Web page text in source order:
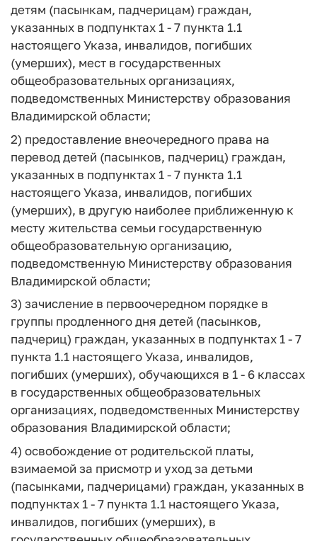
детям (пасынкам, падчерицам) граждан,
указанных в подпунктах 1 - 7 пункта 1.1
настоящего Указа, инвалидов, погибших
(умерших), мест в государственных
общеобразовательных организациях,
подведомственных Министерству образования
Владимирской области;
2) предоставление внеочередного права на
перевод детей (пасынков, падчериц) граждан,
указанных в подпунктах 1 - 7 пункта 1.1
настоящего Указа, инвалидов, погибших
(умерших), в другую наиболее приближенную к
месту жительства семьи государственную
общеобразовательную организацию,
подведомственную Министерству образования
Владимирской области;
3) зачисление в первоочередном порядке в
группы продленного дня детей (пасынков,
падчериц) граждан, указанных в подпунктах 1 - 7
пункта 1.1 настоящего Указа, инвалидов,
погибших (умерших), обучающихся в 1 - 6 классах
в государственных общеобразовательных
организациях, подведомственных Министерству
образования Владимирской области;
4) освобождение от родительской платы,
взимаемой за присмотр и уход за детьми
(пасынками, падчерицами) граждан, указанных в
подпунктах 1 - 7 пункта 1.1 настоящего Указа,
инвалидов, погибших (умерших), в